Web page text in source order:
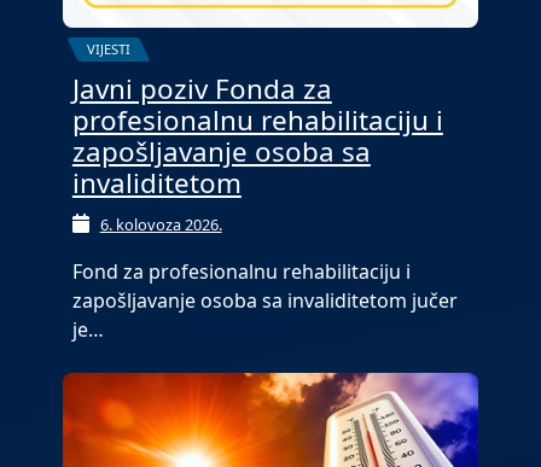
VIJESTI
Javni poziv Fonda za
profesionalnu rehabilitaciju i
zapošljavanje osoba sa
invaliditetom
6. kolovoza 2026.
Fond za profesionalnu rehabilitaciju i
zapošljavanje osoba sa invaliditetom jučer
je…